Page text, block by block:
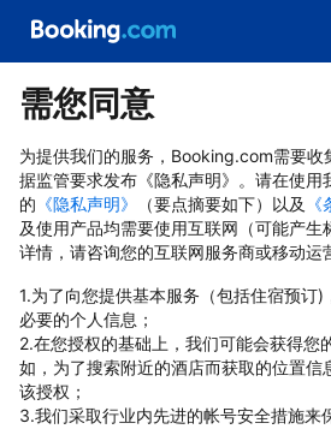
需您同意
为提供我们的服务，Booking.com需要收
据监管要求发布《隐私声明》。请在使用
的 《隐私声明》 （要点摘要如下）以及
及使用产品均需要使用互联网（可能产生
详情，请咨询您的互联网服务商或移动运
1.为了向您提供基本服务（包括住宿预订
必要的个人信息；
2.在您授权的基础上，我们可能会获得您
如，为了搜索附近的酒店而获取的位置信
该授权；
3.我们采取行业内先进的帐号安全措施来